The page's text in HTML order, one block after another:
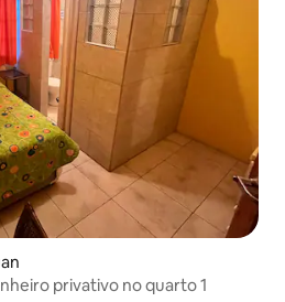
privativo no quarto 1